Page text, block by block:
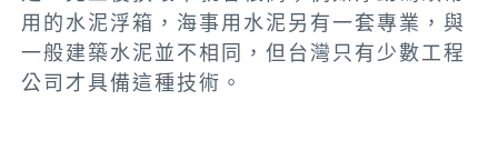
用的水泥浮箱，海事用水泥另有一套專業，與
一般建築水泥並不相同，但台灣只有少數工程
公司才具備這種技術。